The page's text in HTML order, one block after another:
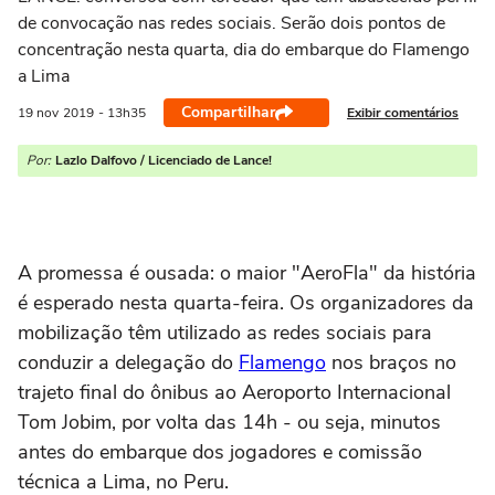
de convocação nas redes sociais. Serão dois pontos de
concentração nesta quarta, dia do embarque do Flamengo
a Lima
19 nov 2019 - 13h35 Compartilhar Exibir comentários
Por: Lazlo Dalfovo / Licenciado de Lance!
A promessa é ousada: o maior "AeroFla" da história
é esperado nesta quarta-feira. Os organizadores da
mobilização têm utilizado as redes sociais para
conduzir a delegação do Flamengo nos braços no
trajeto final do ônibus ao Aeroporto Internacional
Tom Jobim, por volta das 14h - ou seja, minutos
antes do embarque dos jogadores e comissão
técnica a Lima, no Peru.